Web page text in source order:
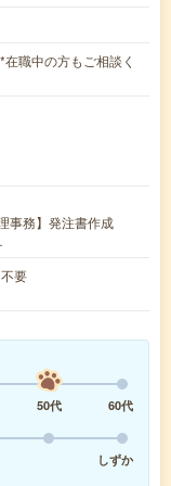
職中の方もご相談く
事務】発注書作成
要
50代
60代
しずか